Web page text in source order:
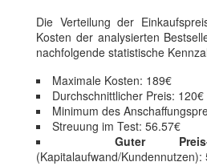
Die Verteilung der
Kosten der analysierten
nachfolgende statistische
Maximale Kosten: 189€
Durchschnittlicher Preis: 120€
Minimum des
Streuung im Test: 56.57€
Guter Preis-
(Kapitalaufwand/